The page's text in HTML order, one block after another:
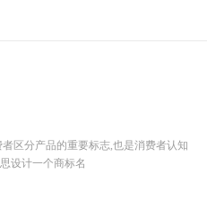
区分产品的重要标志,也是消费者认知
设计一个商标名